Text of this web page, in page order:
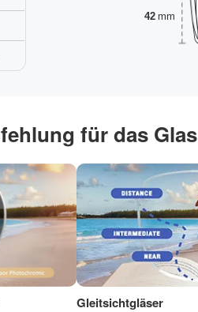
42 mm
für das Glas
Gleitsichtgläser